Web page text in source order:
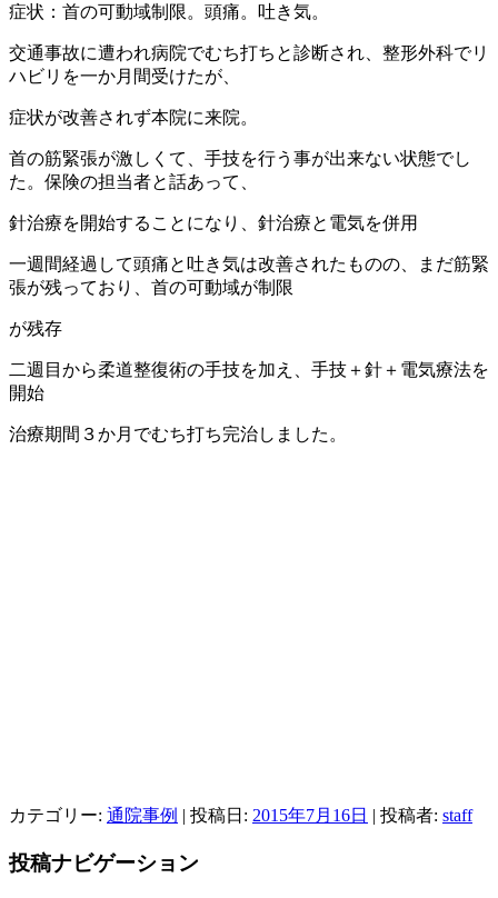
症状：首の可動域制限。頭痛。吐き気。
交通事故に遭われ病院でむち打ちと診断され、整形外科でリ
ハビリを一か月間受けたが、
症状が改善されず本院に来院。
首の筋緊張が激しくて、手技を行う事が出来ない状態でし
た。保険の担当者と話あって、
針治療を開始することになり、針治療と電気を併用
一週間経過して頭痛と吐き気は改善されたものの、まだ筋緊
張が残っており、首の可動域が制限
が残存
二週目から柔道整復術の手技を加え、手技＋針＋電気療法を
開始
治療期間３か月でむち打ち完治しました。
カテゴリー: 通院事例 | 投稿日: 2015年7月16日 | 投稿者: staff
投稿ナビゲーション